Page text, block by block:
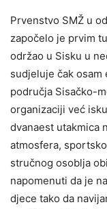
Prvenstvo SMŽ u
započelo je prvim
održao u Sisku u
sudjeluje čak osam
područja Sisačko-
organizaciji već
dvanaest utakmica
atmosfera,
stručnog osoblja
napomenuti da je
djece tako da